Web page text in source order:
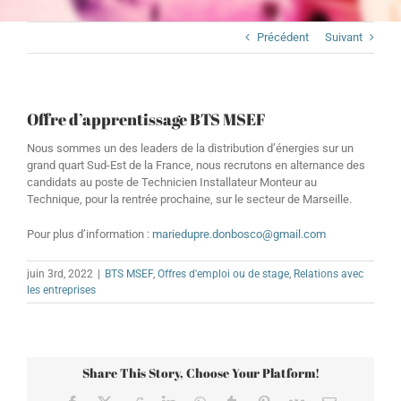
Précédent Suivant
Offre d’apprentissage BTS MSEF
Nous sommes un des leaders de la distribution d’énergies sur un
grand quart Sud-Est de la France, nous recrutons en alternance des
candidats au poste de Technicien Installateur Monteur au
Technique, pour la rentrée prochaine, sur le secteur de Marseille.
Pour plus d’information : mariedupre.donbosco@gmail.com
juin 3rd, 2022 BTS MSEF, Offres d'emploi ou de stage, Relations avec
les entreprises
Share This Story, Choose Your Platform!